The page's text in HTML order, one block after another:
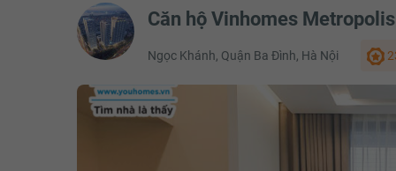
Căn hộ Vinhomes Metropolis
Ngọc Khánh, Quận Ba Đình, Hà Nội